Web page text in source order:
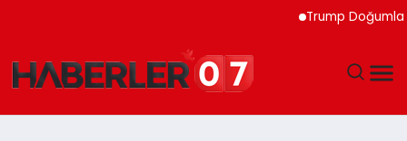
Trump Doğumla